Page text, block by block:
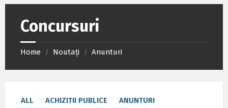
Concursuri
Home / Noutați / Anunturi
ALL ACHIZITII PUBLICE
ANUNTURI